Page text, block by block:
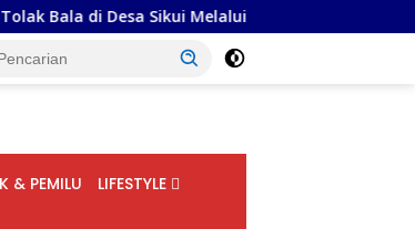
Sikui Melalui Perspektif Sosiologi
& PEMILU LIFESTYLE